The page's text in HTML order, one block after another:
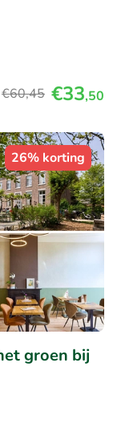
€60,45 €33,50
26% korting
groen bij